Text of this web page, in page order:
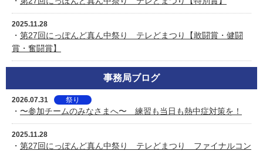
2025.11.28
・ 第27回にっぽんど真ん中祭り テレどまつり【敢闘賞・健闘
賞・奮闘賞】
事務局ブログ
2026.07.31 祭り
・ 〜参加チームのみなさまへ〜 練習も当日も熱中症対策を！
2025.11.28
・ 第27回にっぽんど真ん中祭り テレどまつり ファイナルコン